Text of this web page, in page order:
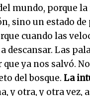
mundo, porque la
sino un estado
cuando las
Las
ya nos salvó.
del bosque. La
y otra, y otra vez,